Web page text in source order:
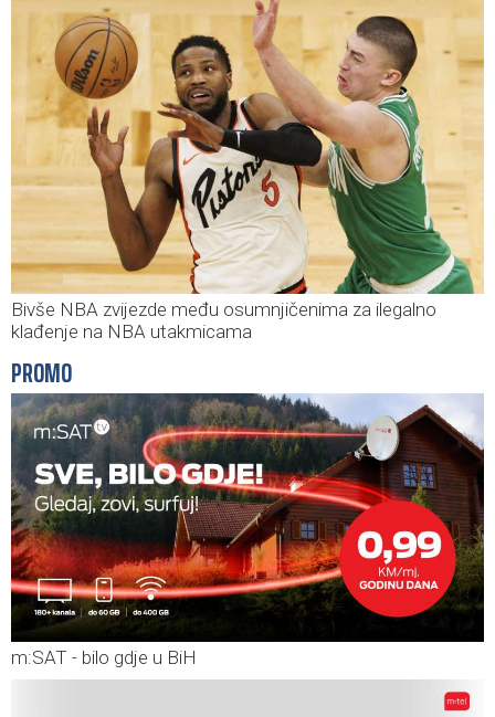
Bivše NBA zvijezde među osumnjičenima za ilegalno
klađenje na NBA utakmicama
PROMO
m:SAT - bilo gdje u BiH